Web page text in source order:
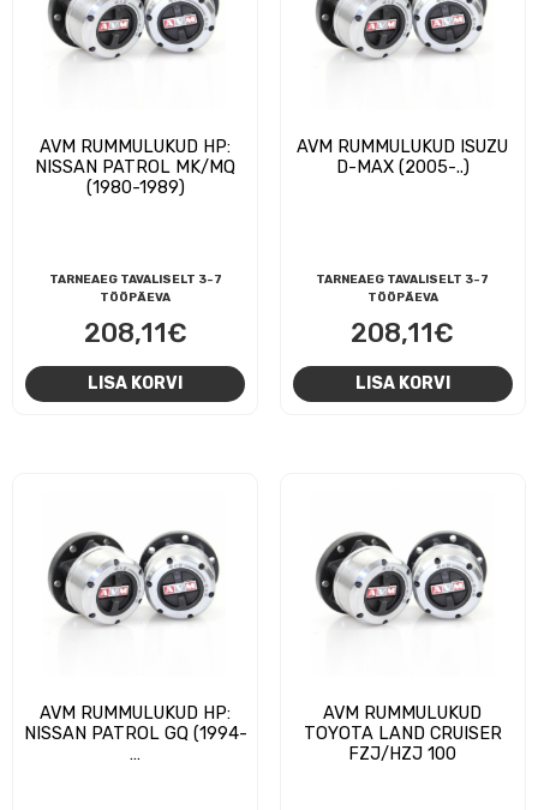
AVM RUMMULUKUD HP:
NISSAN PATROL MK/MQ
(1980-1989)
TARNEAEG TAVALISELT 3-7
TÖÖPÄEVA
208,11€
LISA KORVI
AVM RUMMULUKUD ISUZU
D-MAX (2005-..)
TARNEAEG TAVALISELT 3-7
TÖÖPÄEVA
208,11€
LISA KORVI
AVM RUMMULUKUD HP:
NISSAN PATROL GQ (1994-
…
AVM RUMMULUKUD
TOYOTA LAND CRUISER
FZJ/HZJ 100